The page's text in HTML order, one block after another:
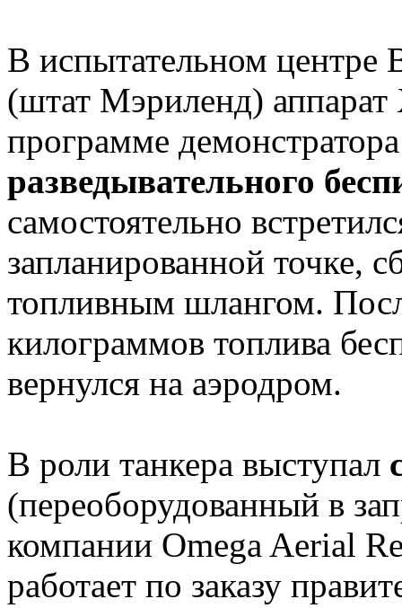
В испытательном
(штат Мэриленд)
программе
разведывательного
самостоятельно
запланированной точке,
топливным шлангом.
килограммов топлива
вернулся на аэродром.
В роли танкера выступал
(переоборудованный в
компании Omega Aerial
работает по заказу